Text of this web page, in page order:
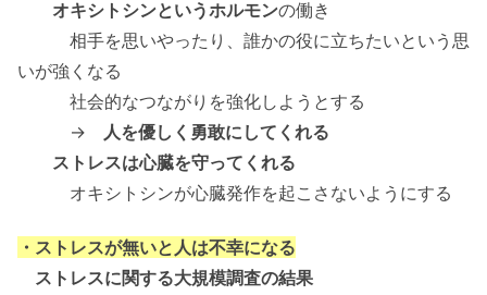
オキシトシンというホルモンの働き
相手を思いやったり、誰かの役に立ちたいという思
いが強くなる
社会的なつながりを強化しようとする
→
人を優しく勇敢にしてくれる
ストレスは心臓を守ってくれる
オキシトシンが心臓発作を起こさないようにする
・ストレスが無いと人は不幸になる
ストレスに関する大規模調査の結果